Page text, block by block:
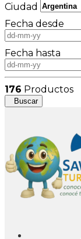
Ciudad
Fecha desde
Fecha hasta
176 Productos
Buscar